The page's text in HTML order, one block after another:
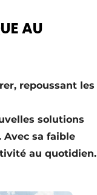
AU
repoussant les
solutions
sa faible
au quotidien.